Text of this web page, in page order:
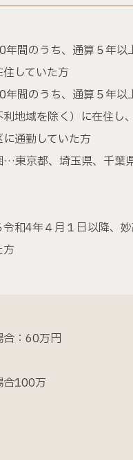
年間のうち、通算５年以
住していた方
年間のうち、通算５年以
利地域を除く）に在住し
通勤していた方
東京都、埼玉県、千葉
和4年４月１日以降、
方
合：60万円
合100万